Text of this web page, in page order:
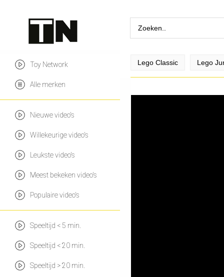
Toy Network
Alle merken
Nieuwe video's
Willekeurige video's
Leukste video's
Meest bekeken video's
Populaire video's
Speeltijd < 5 min.
Speeltijd < 20 min.
Speeltijd > 20 min.
Lego Classic Lego